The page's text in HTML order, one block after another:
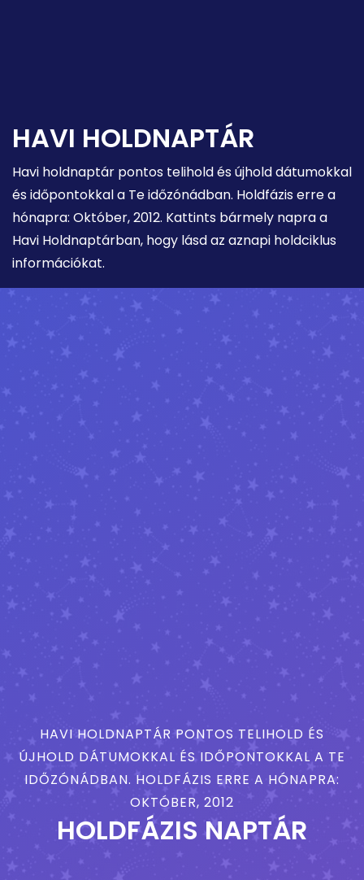
HAVI HOLDNAPTÁR
Havi holdnaptár pontos telihold és újhold dátumokkal
és időpontokkal a Te időzónádban. Holdfázis erre a
hónapra: Október, 2012. Kattints bármely napra a
Havi Holdnaptárban, hogy lásd az aznapi holdciklus
információkat.
HAVI HOLDNAPTÁR PONTOS TELIHOLD ÉS
ÚJHOLD DÁTUMOKKAL ÉS IDŐPONTOKKAL A TE
IDŐZÓNÁDBAN. HOLDFÁZIS ERRE A HÓNAPRA:
OKTÓBER, 2012
HOLDFÁZIS NAPTÁR